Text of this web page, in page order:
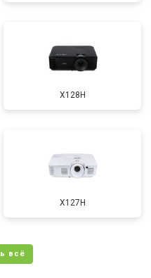
X128H
X127H